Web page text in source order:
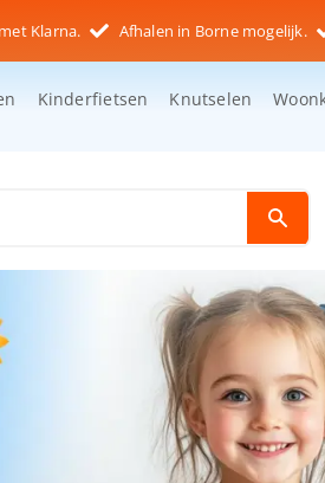
Klarna. Afhalen in Borne mogelijk.
Kinderfietsen Knutselen